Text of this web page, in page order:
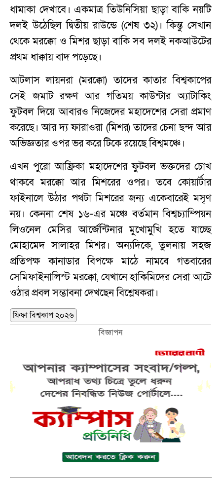
ধামাকা দেখাবে। একমাত্র তিউনিসিয়া ছাড়া বাকি নয়টি
দলই উঠেছিল দ্বিতীয় রাউন্ডে (শেষ ৩২)। কিন্তু সেখান
থেকে মরক্কো ও মিশর ছাড়া বাকি সব দলই নকআউটের
প্রথম ধাক্কায় বাদ পড়েছে।
আটলাস লায়নরা (মরক্কো) তাদের কাতার বিশ্বকাপের
সেই জমাট রক্ষণ আর গতিময় কাউন্টার অ্যাটাকিং
ফুটবল দিয়ে আবারও নিজেদের মহাদেশের সেরা প্রমাণ
করেছে। আর দ্য ফারাওরা (মিশর) তাদের চেনা ছন্দ আর
অভিজ্ঞতার ওপর ভর করে টিকে রয়েছে বিশ্বমঞ্চে।
এখন পুরো আফ্রিকা মহাদেশের ফুটবল ভক্তদের চোখ
থাকবে মরক্কো আর মিশরের ওপর। তবে কোয়ার্টার
ফাইনালে উঠার পথটা মিশরের জন্য একেবারেই মসৃণ
নয়। কেননা শেষ ১৬-এর মঞ্চে বর্তমান বিশ্বচ্যাম্পিয়ন
লিওনেল মেসির আর্জেন্টিনার মুখোমুখি হতে যাচ্ছে
মোহামেদ সালাহর মিশর। অন্যদিকে, তুলনায় সহজ
প্রতিপক্ষ কানাডার বিপক্ষে মাঠে নামবে গতবারের
সেমিফাইনালিস্ট মরক্কো, যেখানে হাকিমিদের সেরা আটে
ওঠার প্রবল সম্ভাবনা দেখছেন বিশ্লেষকরা।
ফিফা বিশ্বকাপ ২০২৬
বিজ্ঞাপন